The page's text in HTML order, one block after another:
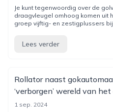
Je kunt tegenwoordig over de
draagvleugel omhoog komen uit
groep vijftig- en zestigplussers
Lees verder
Rollator naast
‘verborgen’ wereld van
1 sep. 2024